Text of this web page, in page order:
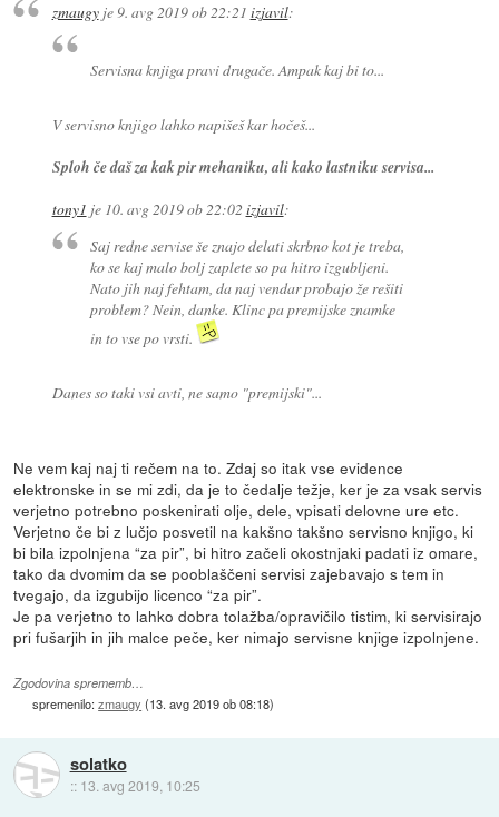
zmaugyje9. avg 2019 ob 22:21 izjavil:
Servisna knjiga pravi drugače. Ampak kaj bi to...
V servisno knjigo lahko napišeš kar hočeš...
Sploh če daš za kak pir mehaniku, ali kako lastniku servisa...
tony1 je 10. avg 2019 ob 22:02 izjavil:
Saj redne servise še znajo delati skrbno kot je treba,
ko se kaj malo bolj zaplete so pa hitro izgubljeni.
Nato jih naj fehtam, da naj vendar probajo že rešiti
problem? Nein, danke. Klinc pa premijske znamke
in to vse po vrsti.
Danes so taki vsi avti, ne samo "premijski"...
Ne vem kaj naj ti rečem na to. Zdaj so itak vse evidence
elektronske in se mi zdi, da je to čedalje težje, ker je za vsak servis
verjetno potrebno poskenirati olje, dele, vpisati delovne ure etc.
Verjetno če bi z lučjo posvetil na kakšno takšno servisno knjigo, ki
bi bila izpolnjena “za pir”, bi hitro začeli okostnjaki padati iz omare,
tako da dvomim da se pooblaščeni servisi zajebavajo s tem in
tvegajo, da izgubijo licenco “za pir”.
Je pa verjetno to lahko dobra tolažba/opravičilo tistim, ki servisirajo
pri fušarjih in jih malce peče, ker nimajo servisne knjige izpolnjene.
Zgodovina sprememb…
spremenilo:zmaugy (13. avg 2019 ob 08:18)
solatko
:: 13. avg 2019, 10:25